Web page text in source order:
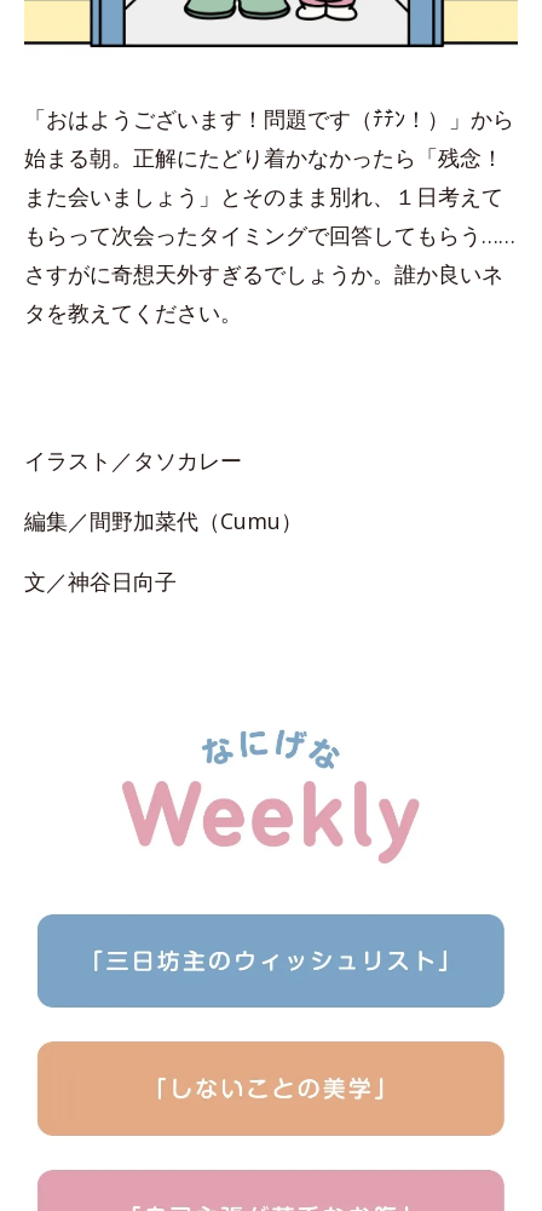
「おはようございます！問題です（ﾃ゙ﾃ゙ﾝ！）」から
始まる朝。正解にたどり着かなかったら「残念！
また会いましょう」とそのまま別れ、１日考えて
もらって次会ったタイミングで回答してもらう……
さすがに奇想天外すぎるでしょうか。誰か良いネ
タを教えてください。
イラスト／タソカレー
編集／間野加菜代（Cumu）
文／神谷日向子